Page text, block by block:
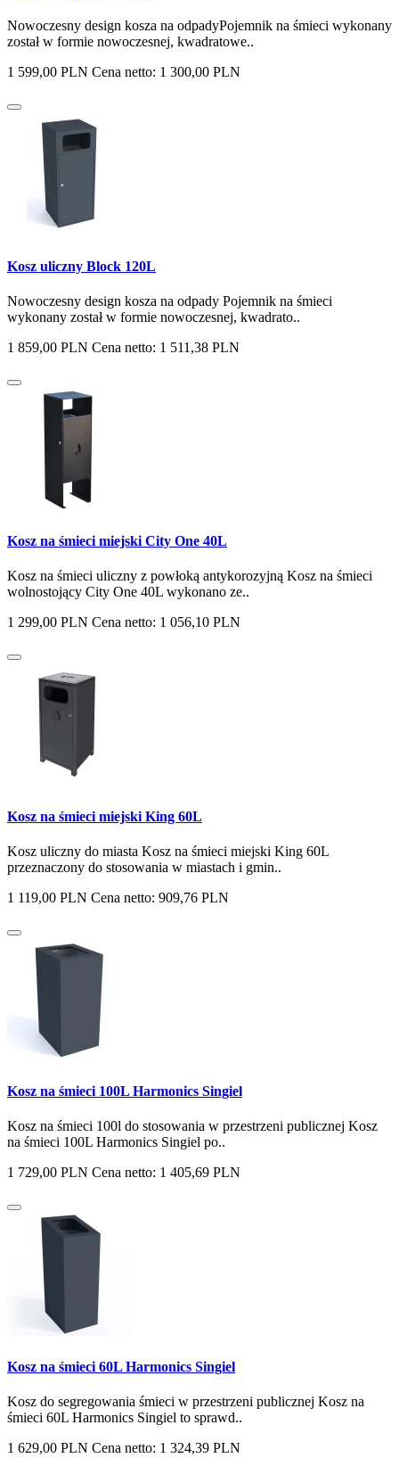
Nowoczesny design kosza na odpadyPojemnik na śmieci wykonany
został w formie nowoczesnej, kwadratowe..
1 599,00 PLN Cena netto: 1 300,00 PLN
Kosz uliczny Block 120L
Nowoczesny design kosza na odpady Pojemnik na śmieci
wykonany został w formie nowoczesnej, kwadrato..
1 859,00 PLN Cena netto: 1 511,38 PLN
Kosz na śmieci miejski City One 40L
Kosz na śmieci uliczny z powłoką antykorozyjną Kosz na śmieci
wolnostojący City One 40L wykonano ze..
1 299,00 PLN Cena netto: 1 056,10 PLN
Kosz na śmieci miejski King 60L
Kosz uliczny do miasta Kosz na śmieci miejski King 60L
przeznaczony do stosowania w miastach i gmin..
1 119,00 PLN Cena netto: 909,76 PLN
Kosz na śmieci 100L Harmonics Singiel
Kosz na śmieci 100l do stosowania w przestrzeni publicznej Kosz
na śmieci 100L Harmonics Singiel po..
1 729,00 PLN Cena netto: 1 405,69 PLN
Kosz na śmieci 60L Harmonics Singiel
Kosz do segregowania śmieci w przestrzeni publicznej Kosz na
śmieci 60L Harmonics Singiel to sprawd..
1 629,00 PLN Cena netto: 1 324,39 PLN